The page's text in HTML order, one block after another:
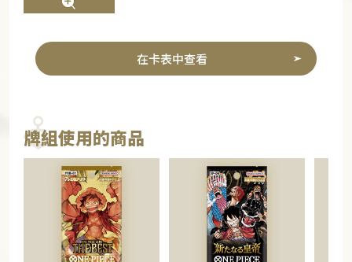
在卡表中查看
牌組使用的商品